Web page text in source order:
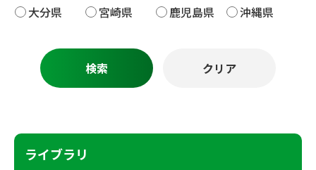
大分県
宮崎県 鹿児島県 沖縄県
ライブラリ